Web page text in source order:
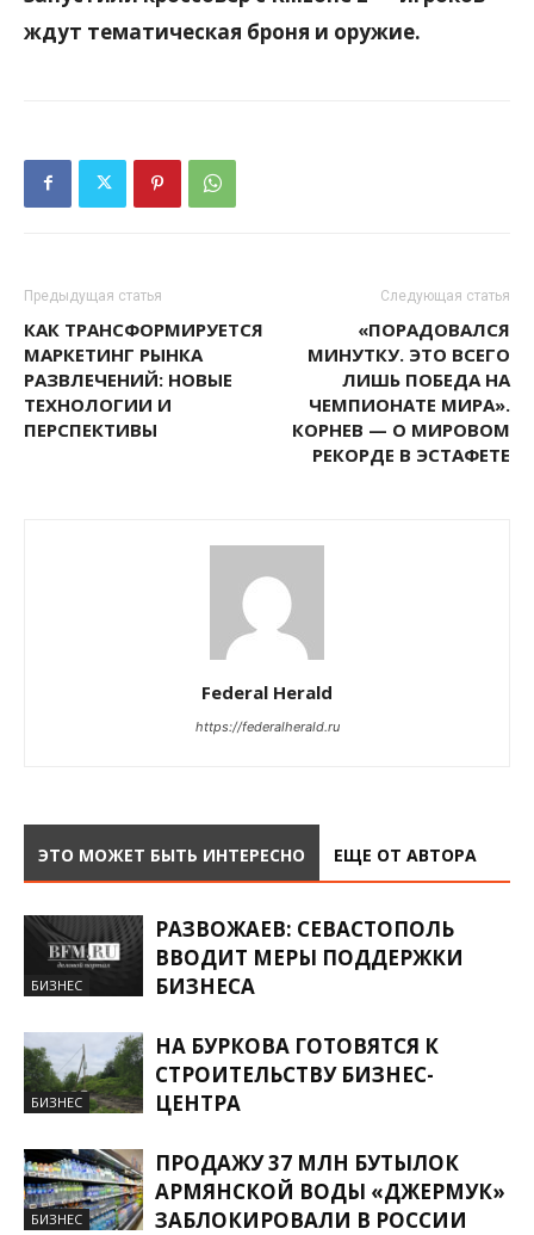
ждут тематическая броня и оружие.
Предыдущая статья
КАК ТРАНСФОРМИРУЕТСЯ
МАРКЕТИНГ РЫНКА
РАЗВЛЕЧЕНИЙ: НОВЫЕ
ТЕХНОЛОГИИ И
ПЕРСПЕКТИВЫ
Следующая статья
«ПОРАДОВАЛСЯ
МИНУТКУ. ЭТО ВСЕГО
ЛИШЬ ПОБЕДА НА
ЧЕМПИОНАТЕ МИРА».
КОРНЕВ — О МИРОВОМ
РЕКОРДЕ В ЭСТАФЕТЕ
Federal Herald
https://federalherald.ru
ЭТО МОЖЕТ БЫТЬ ИНТЕРЕСНО ЕЩЕ ОТ АВТОРА
БИЗНЕС
РАЗВОЖАЕВ: СЕВАСТОПОЛЬ
ВВОДИТ МЕРЫ ПОДДЕРЖКИ
БИЗНЕСА
БИЗНЕС
НА БУРКОВА ГОТОВЯТСЯ К
СТРОИТЕЛЬСТВУ БИЗНЕС-
ЦЕНТРА
БИЗНЕС
ПРОДАЖУ 37 МЛН БУТЫЛОК
АРМЯНСКОЙ ВОДЫ «ДЖЕРМУК»
ЗАБЛОКИРОВАЛИ В РОССИИ